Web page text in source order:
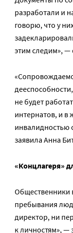
разработали и
говорю, что у
этим следим», —
не будет
интернатов, и в
инвалидностью
заявила Анна
«Концлагеря»
Общественники
пребывания
директор, ни
к личностям», —